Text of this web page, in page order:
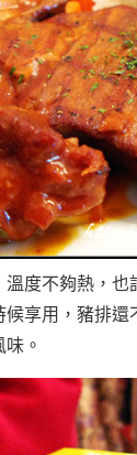
度不夠熱，也
享用，豬排還
。